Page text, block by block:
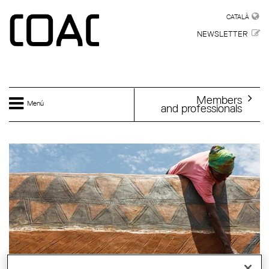
CATALÀ
NEWSLETTER
Menú Members
and professionals